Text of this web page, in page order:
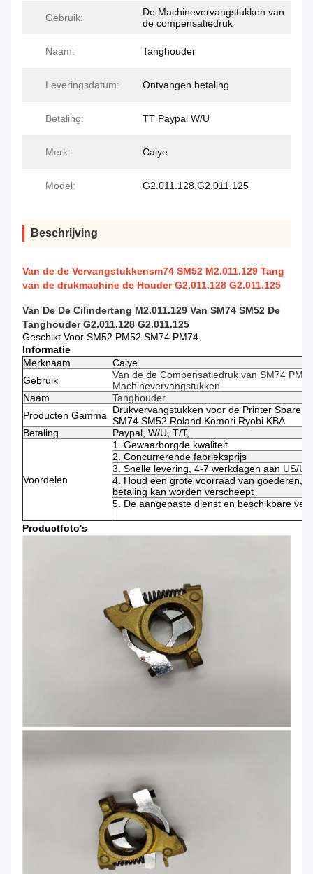
Gebruik:
De Machinevervangstukken van
de compensatiedruk
Naam: Tanghouder
Leveringsdatum: Ontvangen betaling
Betaling: TT Paypal W/U
Merk: Caiye
Model: G2.011.128.G2.011.125
Beschrijving
Van de de Vervangstukkensm74 SM52 M2.011.129 Tang
van de drukmachine de Houder G2.011.128 G2.011.125
Van De De Cilindertang M2.011.129 Van SM74 SM52 De
Tanghouder G2.011.128 G2.011.125
Geschikt Voor SM52 PM52 SM74 PM74
Informatie
Merknaam
Caiye
Gebruik
Van de de Compensatiedruk van SM74
Machinevervangstukken
Naam
Tanghouder
Producten Gamma Drukvervangstukken voor de Printer Spare
SM74 SM52 Roland Komori Ryobi KBA
Betaling
Paypal, W/U, T/T,
Voordelen
1. Gewaarborgde kwaliteit
2. Concurrerende fabrieksprijs
3. Snelle levering, 4-7 werkdagen aan US/
4. Houd een grote voorraad van goederen,
betaling kan worden verscheept
5. De aangepaste dienst en beschikbare
Productfoto's